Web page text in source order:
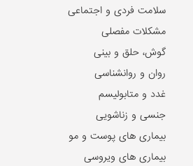
سلامت فردی و اجتماعی
مشکلات مفصلی
گوش، حلق و بینی
روان و روانشناسی
غدد و متابولیسم
جنسی و زناشویی
بیماری های پوست و مو
بیماری های ویروسی